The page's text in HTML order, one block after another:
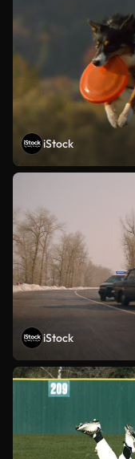
iStock
iStock